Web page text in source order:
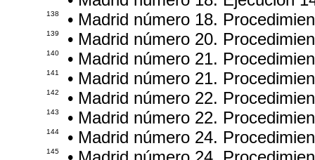
138 • Madrid número 18.
139 • Madrid número 20.
140 • Madrid número 21.
141 • Madrid número 21.
142 • Madrid número 22.
143 • Madrid número 22.
144 • Madrid número 24.
145